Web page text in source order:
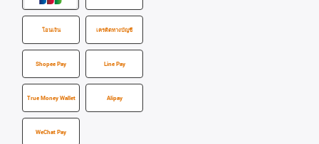
โอนเงิน เครดิตทางบัญชี
Shopee Pay Line Pay
True Money Wallet Alipay
WeChat Pay